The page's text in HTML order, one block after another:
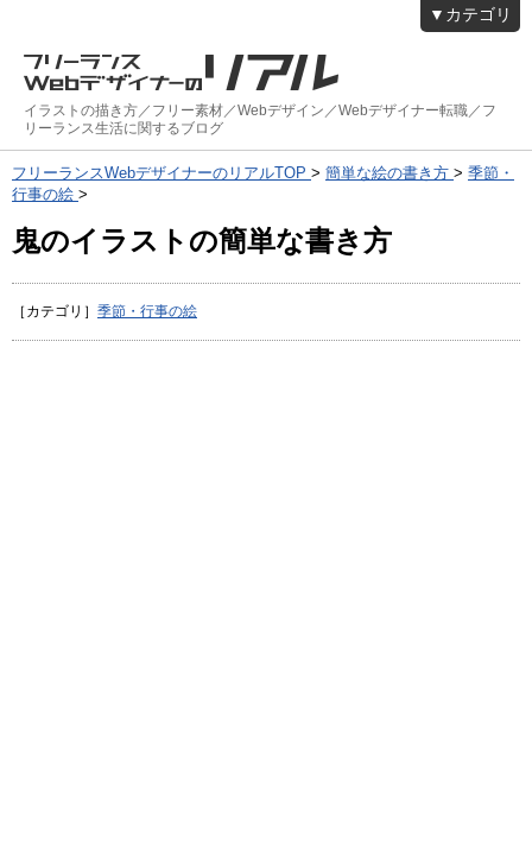
▼カテゴリ
イラストの描き方／フリー素材／Webデザイン／Webデザイナー転職／フ
リーランス生活に関するブログ
フリーランスWebデザイナーのリアルTOP > 簡単な絵の書き方 > 季節・
行事の絵 >
鬼のイラストの簡単な書き方
［カテゴリ］ 季節・行事の絵